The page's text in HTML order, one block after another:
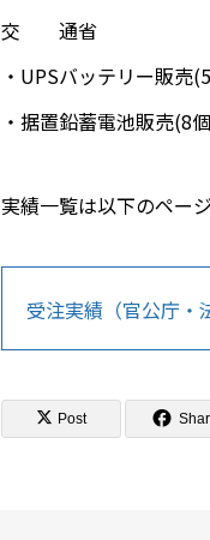
交 通省
・UPSバッテリー販
・据置鉛蓄電池販売
実績一覧は以下のペー
受注実績（官公庁・
Post